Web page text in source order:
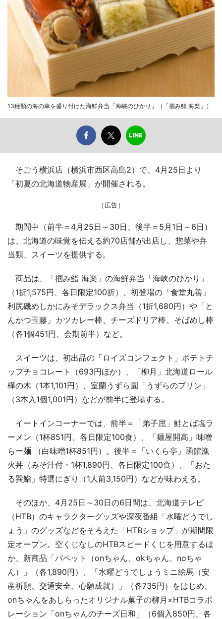
13種類の海の幸を盛り付けた海鮮弁当「海峡のひかり」（「掴み鮨 海楽」）
そごう横浜店（横浜市西区高島2）で、4月25日より
「初夏の北海道物産展」が開催される。
［広告］
期間中（前半＝4月25日～30日、後半＝5月1日～6日）
は、北海道の味覚を伝える約70店舗が出店し、惣菜や弁
当類、スイーツを提供する。
商品は、「掴み鮨 海楽」の海鮮弁当「海峡のひかり」
（1折1,575円、各日限定100折）、初登場の「食堂丸善」
利尻磯めしかにみそデラックス弁当（1折1,680円）や「と
んかつ玉藤」カツカレー棒、チーズドリア棒、そばめし棒
（各1個451円、会期前半）など。
スイーツは、初出品の「ロイズコンフェクト」ポテトチ
ップチョコレート（693円ほか）、「柳月」北海道ロール
樺の木（1本1,101円）、室蘭うずら園「うずらのプリン」
（3本入1個1,001円）などが前半に登場する。
イートインコーナーでは、前半＝「弟子屈」鮭とば塩ラ
ーメン（1杯851円、各日限定100食）、「麺屋開高」味噌
らー麺 （白味噌1杯851円）。後半＝「いくら亭」函館漁
火丼（みそ汁付・1杯1,890円、各日限定100食）、「おた
る巽鮨」特選にぎり（1人前3,150円）などが味わえる。
そのほか、4月25日～30日の6日間は、北海道テレビ
（HTB）のキャラクターグッズや深夜番組「水曜どうでし
ょう」のグッズなどをそろえた「HTBショップ」が期間限
定オープン。空くじなしのHTBスピードくじを用意するほ
か、新商品「パペット（onちゃん、okちゃん、noちゃ
ん）」（各1,890円）、「水曜どうでしょうミニ絵馬（安
産祈願、交通安全、心願成就）」（各735円）をはじめ、
onちゃんをあしらったオリジナル菓子の柳月×HTBコラボ
レーション「onちゃんのチーズ日和」（6個入850円、各